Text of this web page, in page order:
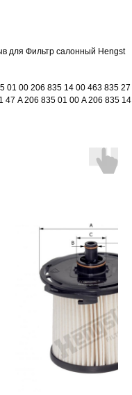
для Фильтр салонный Hengst
01 00 206 835 14 00 463 835 27
47 A 206 835 01 00 A 206 835 14